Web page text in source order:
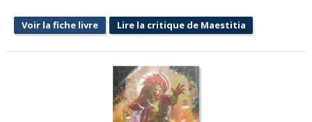
Voir la fiche livre Lire la critique de Maestitia